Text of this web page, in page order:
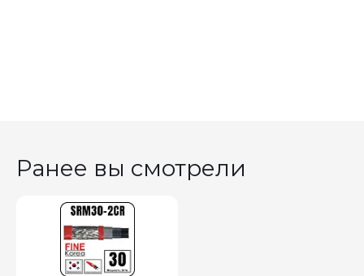
Ранее вы смотрели